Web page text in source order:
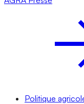
Politique